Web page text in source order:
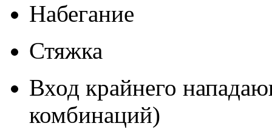
Набегание
Стяжка
Вход крайнего
комбинаций)